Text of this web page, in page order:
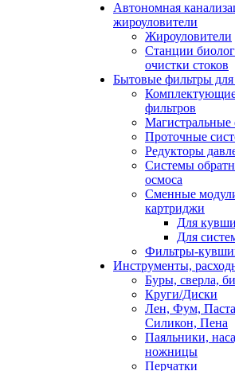
Автономная
жироуловители
Жироуловители
Станции
очистки стоков
Бытовые фильтры
фильтров
Магистральные
Проточные
Редукторы
Системы
осмоса
Сменные
картриджи
Для
Для
Фильтры-
Инструменты,
Буры, сверла,
Круги/Диски
Лен, Фум,
Силикон, Пена
Паяльники,
ножницы
Перчатки